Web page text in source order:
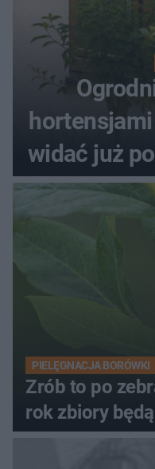
widać już
PIELĘGNACJA BORÓWKI
Zrób to po
rok zbiory